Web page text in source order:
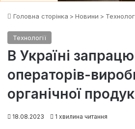
Головна сторінка > Новини >
Технології
В Україні
операторів-
органічної
18.08.2023 1 хвилина читання